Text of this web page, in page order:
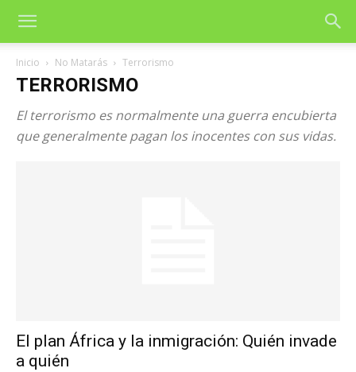
Inicio No Matarás Terrorismo
TERRORISMO
El terrorismo es normalmente una guerra encubierta
que generalmente pagan los inocentes con sus vidas.
El plan África y la inmigración: Quién invade
a quién